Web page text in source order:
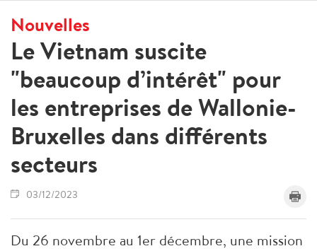
Nouvelles
Le Vietnam suscite
"beaucoup d’intérêt" pour
les entreprises de Wallonie-
Bruxelles dans différents
secteurs
03/12/2023
Du 26 novembre au 1er décembre, une mission